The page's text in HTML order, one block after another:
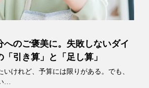
へのご褒美に。失敗しないダイ
引き算」と「足し算」
いけれど、予算には限りがある。でも、
…